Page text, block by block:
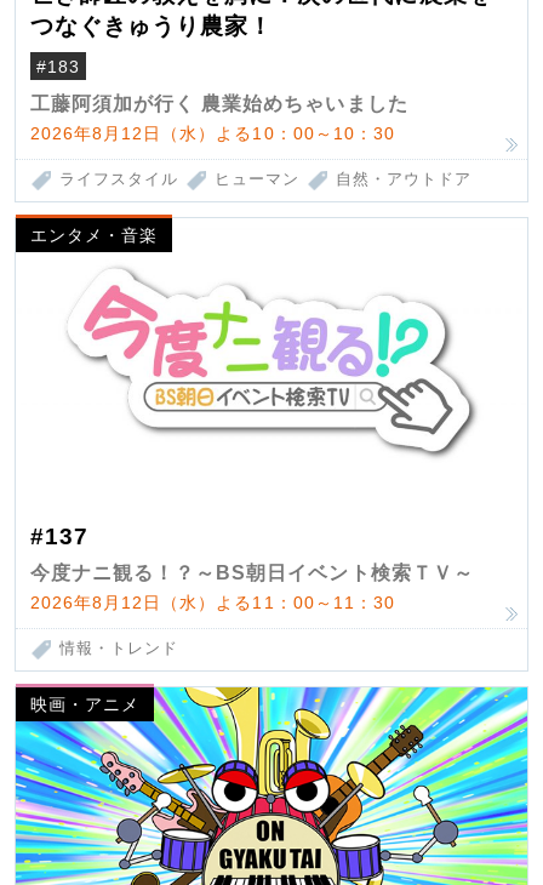
つなぐきゅうり農家！
#183
工藤阿須加が行く 農業始めちゃいました
2026年8月12日（水）よる10：00～10：30
ライフスタイル ヒューマン 自然・アウトドア
エンタメ・音楽
#137
今度ナニ観る！？～BS朝日イベント検索ＴＶ～
2026年8月12日（水）よる11：00～11：30
情報・トレンド
映画・アニメ